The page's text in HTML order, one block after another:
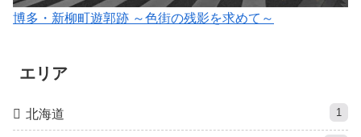
博多・新柳町遊郭跡 ～色街の残影を求めて～
エリア
北海道 1